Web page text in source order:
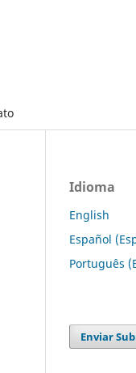
Idioma
English
Español
Português
Enviar